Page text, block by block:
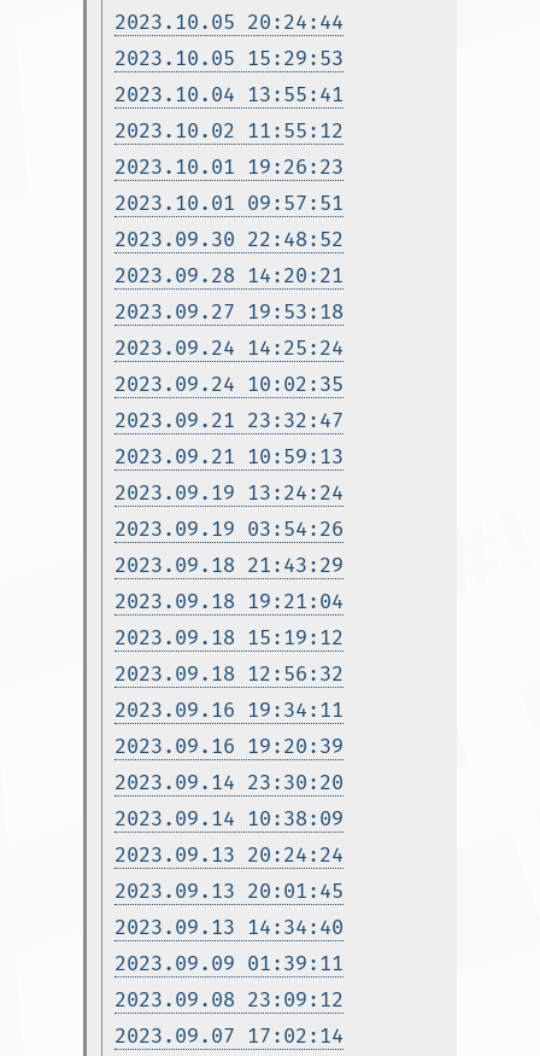
2023.10.05 20:24:44
2023.10.05 15:29:53
2023.10.04 13:55:41
2023.10.02 11:55:12
2023.10.01 19:26:23
2023.10.01 09:57:51
2023.09.30 22:48:52
2023.09.28 14:20:21
2023.09.27 19:53:18
2023.09.24 14:25:24
2023.09.24 10:02:35
2023.09.21 23:32:47
2023.09.21 10:59:13
2023.09.19 13:24:24
2023.09.19 03:54:26
2023.09.18 21:43:29
2023.09.18 19:21:04
2023.09.18 15:19:12
2023.09.18 12:56:32
2023.09.16 19:34:11
2023.09.16 19:20:39
2023.09.14 23:30:20
2023.09.14 10:38:09
2023.09.13 20:24:24
2023.09.13 20:01:45
2023.09.13 14:34:40
2023.09.09 01:39:11
2023.09.08 23:09:12
2023.09.07 17:02:14